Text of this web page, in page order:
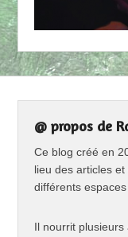
@ propos de
Ce blog créé en
lieu des articles
différents
Il nourrit plusieurs